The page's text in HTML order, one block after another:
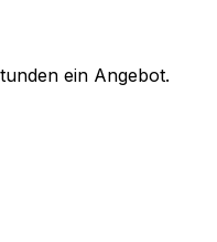
ein Angebot.